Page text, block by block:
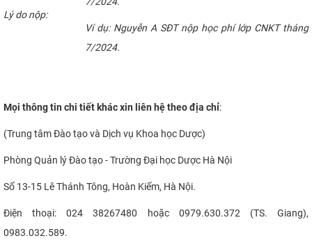
Lý do nộp:
Ví dụ: Nguyễn A SĐT nộp học phí lớp CNKT tháng
7/2024.
Mọi thông tin chi tiết khác xin liên hệ theo địa chỉ:
(Trung tâm Đào tạo và Dịch vụ Khoa học Dược)
Phòng Quản lý Đào tạo - Trường Đại học Dược Hà Nội
Số 13-15 Lê Thánh Tông, Hoàn Kiếm, Hà Nội.
Điện thoại: 024 38267480 hoặc 0979.630.372 (TS. Giang),
0983.032.589.